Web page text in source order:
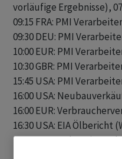
vorläufige Ergebnisse),
09:15 FRA: PMI
09:30 DEU: PMI
10:00 EUR: PMI
10:30 GBR: PMI
15:45 USA: PMI
16:00 USA:
16:00 EUR:
16:30 USA: EIA Ölbericht
18:00 RUS: